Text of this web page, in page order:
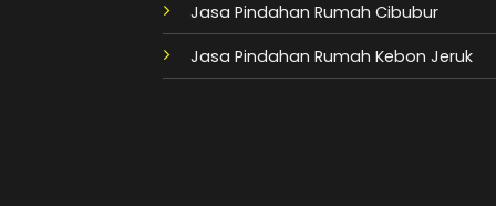
Jasa Pindahan Rumah Cibubur
Jasa Pindahan Rumah Kebon Jeruk